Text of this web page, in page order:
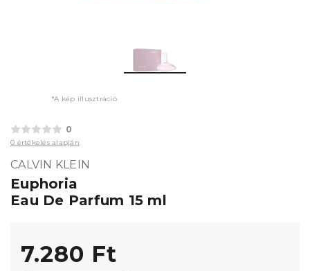
*A kép illusztráció
0
0 értékelés alapján
CALVIN KLEIN
Euphoria
Eau De Parfum 15 ml
7.280 Ft